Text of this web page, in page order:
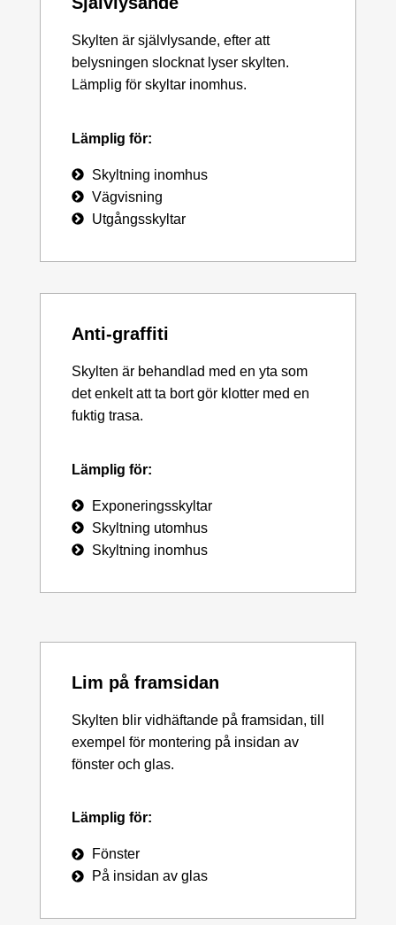
Skylten är självlysande, efter att
belysningen slocknat lyser skylten.
Lämplig för skyltar inomhus.
Lämplig för:
Skyltning inomhus
Vägvisning
Utgångsskyltar
Anti-graffiti
Skylten är behandlad med en yta som
det enkelt att ta bort gör klotter med en
fuktig trasa.
Lämplig för:
Exponeringsskyltar
Skyltning utomhus
Skyltning inomhus
Lim på framsidan
Skylten blir vidhäftande på framsidan, till
exempel för montering på insidan av
fönster och glas.
Lämplig för:
Fönster
På insidan av glas